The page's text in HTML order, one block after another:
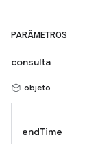
PARÂMETROS
consulta
objeto
endTime